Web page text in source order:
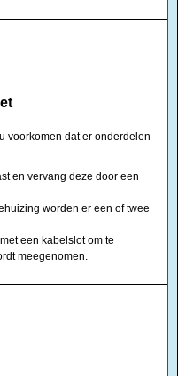
voorkomen dat er onderdelen
en vervang deze door een
worden er een of twee
een kabelslot om te
meegenomen.